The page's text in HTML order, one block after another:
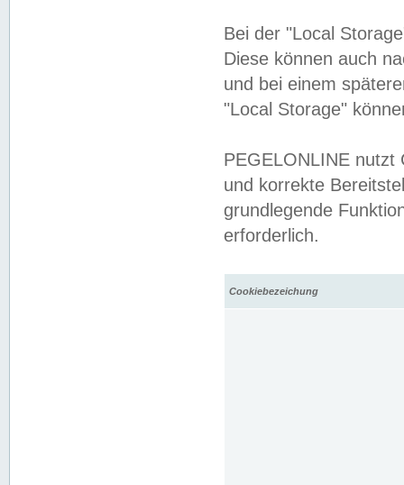
Bei der "Local
Diese können auch
und bei einem
"Local Storage"
PEGELONLINE nutzt
und korrekte
grundlegende
erforderlich.
Cookiebezeichung